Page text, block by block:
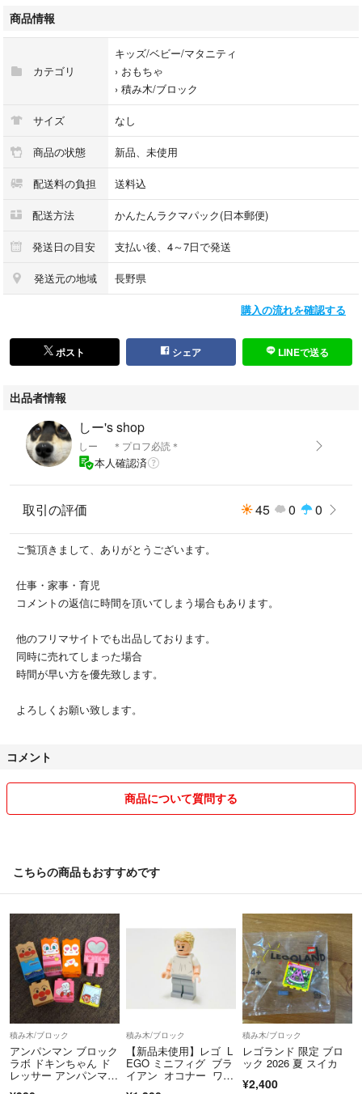
い致します。
商品情報
カテゴリ
キッズ/ベビー/マタニティ
› おもちゃ
› 積み木/ブロック
サイズ なし
商品の状態 新品、未使用
配送料の負担 送料込
配送方法 かんたんラクマパック(日本郵便)
発送日の目安 支払い後、4～7日で発送
発送元の地域 長野県
購入の流れを確認する
ポスト シェア LINEで送る
出品者情報
しー's shop
しー ＊プロフ必読＊
本人確認済
取引の評価 45 0 0
ご覧頂きまして、ありがとうございます。
仕事・家事・育児
コメントの返信に時間を頂いてしまう場合もあります。
他のフリマサイトでも出品しております。
同時に売れてしまった場合
時間が早い方を優先致します。
よろしくお願い致します。
コメント
商品について質問する
こちらの商品もおすすめです
積み木/ブロック
アンパンマン ブロック
ラボ ドキンちゃん ド
レッサー アンパンマ
積み木/ブロック
【新品未使用】レゴ L
EGO ミニフィグ ブラ
イアン オコナー ワイ
積み木/ブロック
レゴランド 限定 ブロ
ック 2026 夏 スイカ
¥2,400